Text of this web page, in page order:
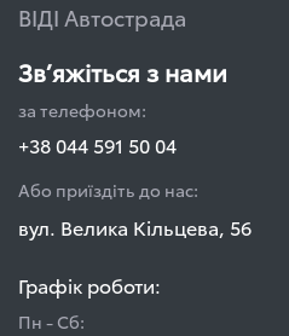
ВІДІ Автострада
Зв’яжіться з нами
за телефоном:
+38 044 591 50 04
Або приїздіть до нас:
вул. Велика Кільцева, 56
Графік роботи:
Пн - Сб: